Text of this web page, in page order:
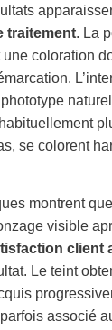
traitement. La
coloration
se colorent
montrent
visible
client
Le teint
parfois associé